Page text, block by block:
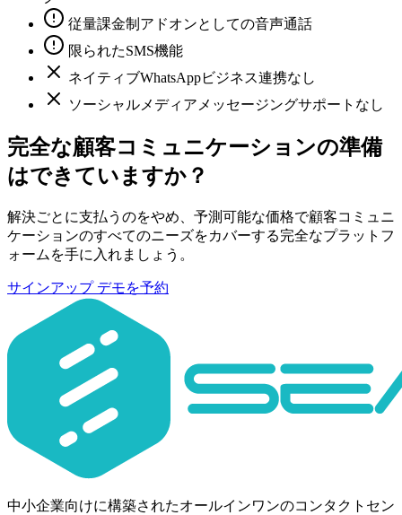
従量課金制アドオンとしての音声通話
限られたSMS機能
ネイティブWhatsAppビジネス連携なし
ソーシャルメディアメッセージングサポートなし
完全な顧客コミュニケーションの準備
はできていますか？
解決ごとに支払うのをやめ、予測可能な価格で顧客コミュニ
ケーションのすべてのニーズをカバーする完全なプラットフ
ォームを手に入れましょう。
サインアップ デモを予約
中小企業向けに構築されたオールインワンのコンタクトセン